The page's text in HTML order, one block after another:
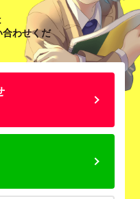
合わせくだ